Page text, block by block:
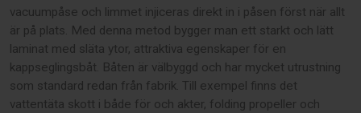
vacuumpåse och limmet injiceras direkt in i påsen först när allt
är på plats. Med denna metod bygger man ett starkt och lätt
laminat med släta ytor, attraktiva egenskaper för en
kappseglingsbåt. Båten är välbyggd och har mycket utrustning
som standard redan från fabrik. Till exempel finns det
vattentäta skott i både för och akter, folding propeller och